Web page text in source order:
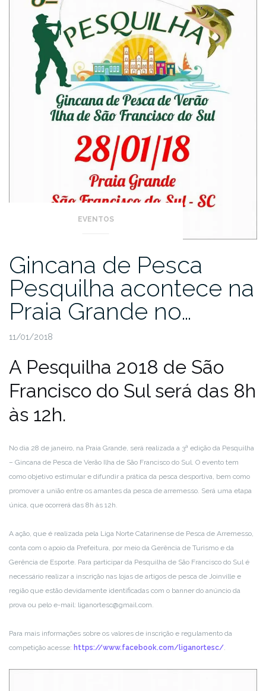
EVENTOS
Gincana de Pesca
Pesquilha acontece na
Praia Grande no…
11/01/2018
A Pesquilha 2018 de São
Francisco do Sul será das 8h
às 12h.
No dia 28 de janeiro, na Praia Grande, será realizada a 3ª edição da Pesquilha
– Gincana de Pesca de Verão Ilha de São Francisco do Sul. O evento tem
como objetivo estimular e difundir a prática da pesca desportiva, bem como
promover a união entre os amantes da pesca de arremesso. Será uma etapa
única, que ocorrerá das 8h às 12h.
A ação, que é realizada pela Liga Norte Catarinense de Pesca de Arremesso,
conta com o apoio da Prefeitura, por meio da Gerência de Turismo e da
Gerência de Esporte. Para participar da Pesquilha de São Francisco do Sul é
necessário realizar a inscrição nas lojas de artigos de pesca de Joinville e
região que estão devidamente identificadas com o banner do anúncio da
prova ou pelo e-mail: liganortesc@gmail.com.
Para mais informações sobre os valores de inscrição e regulamento da
competição acesse: https://www.facebook.com/liganortesc/.